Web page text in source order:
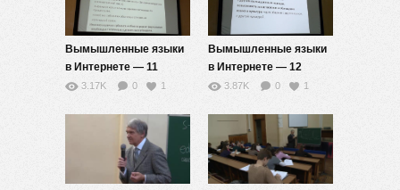
Вымышленные языки
в Интернете — 11
3.17K 0 1
Вымышленные языки
в Интернете — 12
3.87K 0 1